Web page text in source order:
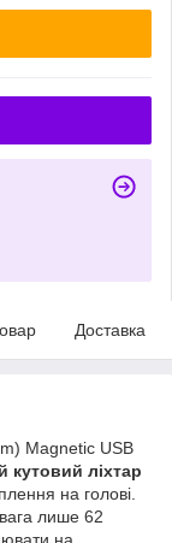
Доставка
Magnetic USB
кутовий ліхтар
на голові.
лише 62
на